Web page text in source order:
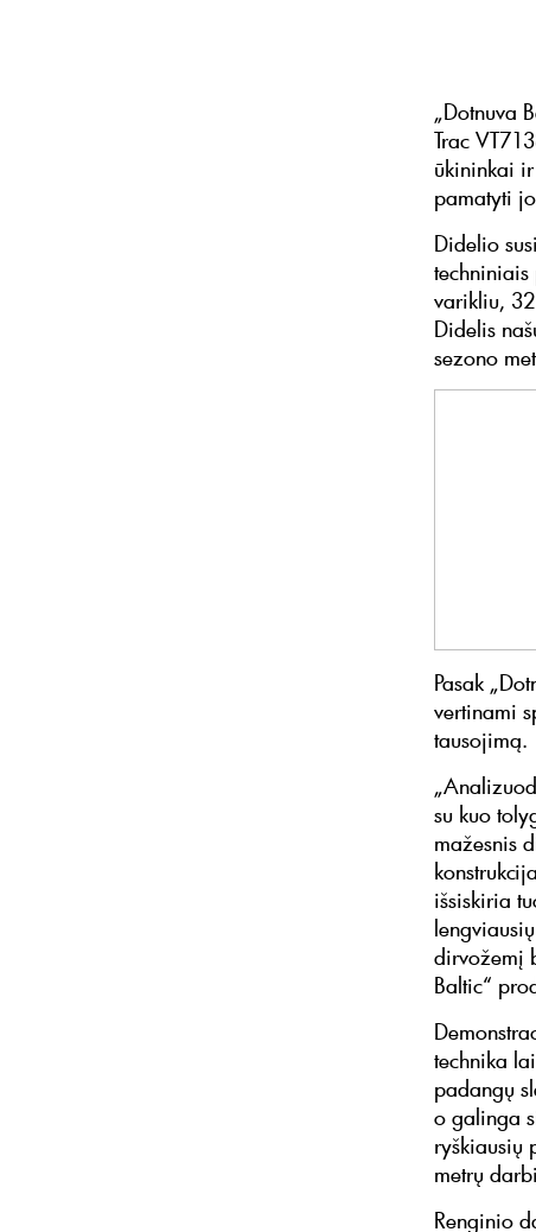
„Dotnuva
Trac
ūkininkai
pamatyti
Didelio
varikliu,
Didelis
sezono
Pasak
vertinami
tausojimą.
su kuo
mažesnis
išsiskiria
dirvožemį
Baltic“
technika
padangų
o galinga
ryškiausių
metrų
Renginio